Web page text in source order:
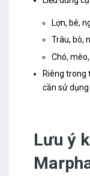
Lợn, bê,
Trâu, bò,
Chó,
Riêng trong
cần sử dụng
Lưu ý